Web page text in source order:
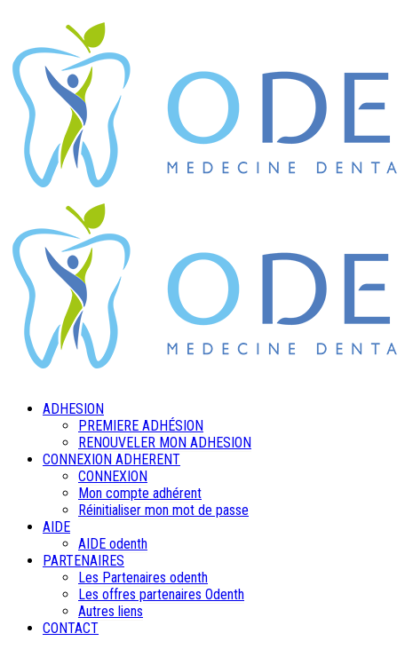
ADHESION
PREMIERE ADHÉSION
RENOUVELER MON ADHESION
CONNEXION ADHERENT
CONNEXION
Mon compte adhérent
Réinitialiser mon mot de passe
AIDE
AIDE odenth
PARTENAIRES
Les Partenaires odenth
Les offres partenaires Odenth
Autres liens
CONTACT